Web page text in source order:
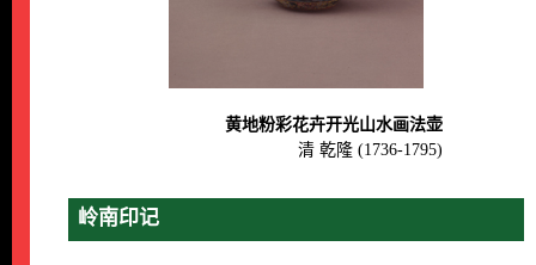
黄地粉彩花卉开光山水画法壶
清 乾隆 (1736-1795)
岭南印记